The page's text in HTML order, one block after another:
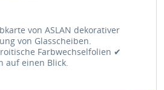
von ASLAN dekorativer
von Glasscheiben.
Farbwechselfolien ✔
auf einen Blick.